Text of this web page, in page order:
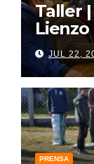
Taller
Lienzo
JUL 22,
PRENSA